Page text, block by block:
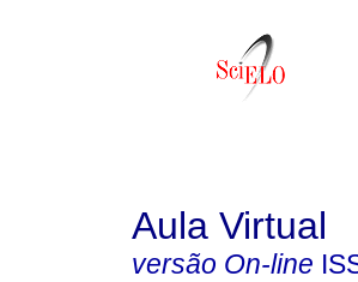
Aula Virtual
versão On-line